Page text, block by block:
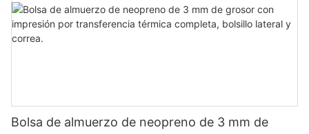
Bolsa de almuerzo de neopreno de 3 mm de